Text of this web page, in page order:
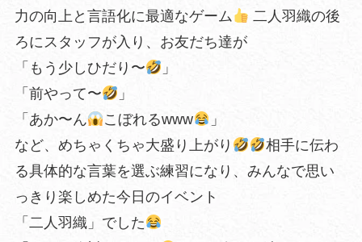
力の向上と言語化に最適なゲーム
二人羽織の後
ろにスタッフが入り、お友だち達が
「もう少しひだり〜
」
「前やって〜
」
「あか〜ん
こぼれるwww
」
など、めちゃくちゃ大盛り上がり
相手に伝わ
る具体的な言葉を選ぶ練習になり、みんなで思い
っきり楽しめた今日のイベント
「二人羽織」でした